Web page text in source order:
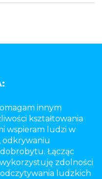
innym
kształtowania
wspieram ludzi w
odkrywaniu
Łącząc
zdolności
ludzkich